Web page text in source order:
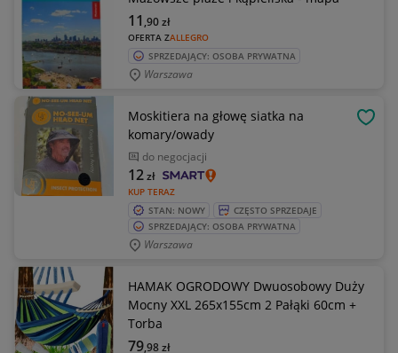
OFERTA ZALLEGRO
11 ,90zł
SPRZEDAJĄCY: OSOBA PRYWATNA
Warszawa
Moskitiera na głowę siatka na
komary/owady
do negocjacji
KUP TERAZ
12zł
STAN: NOWY
CZĘSTO SPRZEDAJE
SPRZEDAJĄCY: OSOBA PRYWATNA
Warszawa
HAMAK OGRODOWY Dwuosobowy Duży
Mocny XXL 265x155cm 2 Pałąki 60cm +
Torba
79,98zł